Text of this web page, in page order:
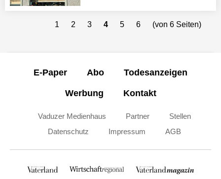
1 2 3 4 5 6 (von 6 Seiten)
E-Paper Abo Todesanzeigen
Werbung Kontakt
Vaduzer Medienhaus Partner
Stellen
Datenschutz
Impressum AGB